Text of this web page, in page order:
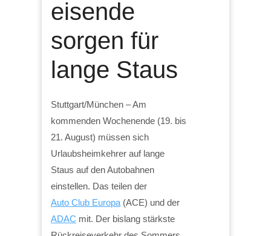
eisende
sorgen für
lange Staus
Stuttgart/München – Am
kommenden Wochenende (19. bis
21. August) müssen sich
Urlaubsheimkehrer auf lange
Staus auf den Autobahnen
einstellen. Das teilen der
Auto Club Europa (ACE) und der
ADAC mit. Der bislang stärkste